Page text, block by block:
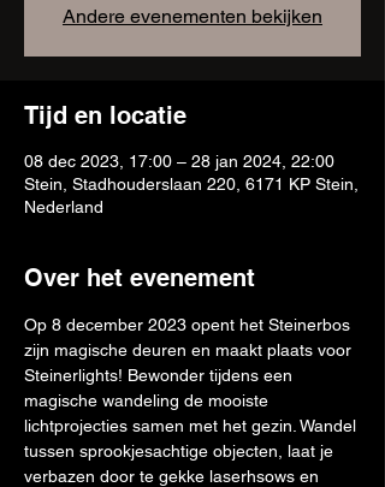
Andere evenementen bekijken
Tijd en locatie
08 dec 2023, 17:00 – 28 jan 2024, 22:00
Stein, Stadhouderslaan 220, 6171 KP Stein,
Nederland
Over het evenement
Op 8 december 2023 opent het Steinerbos
zijn magische deuren en maakt plaats voor
Steinerlights! Bewonder tijdens een
magische wandeling de mooiste
lichtprojecties samen met het gezin. Wandel
tussen sprookjesachtige objecten, laat je
verbazen door te gekke laserhsows en